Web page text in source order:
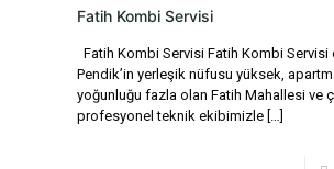
Fatih Kombi Servisi
Fatih Kombi Servisi Fatih Kombi Servisi
Pendik’in yerleşik nüfusu yüksek,
yoğunluğu fazla olan Fatih Mahallesi ve
profesyonel teknik ekibimizle […]